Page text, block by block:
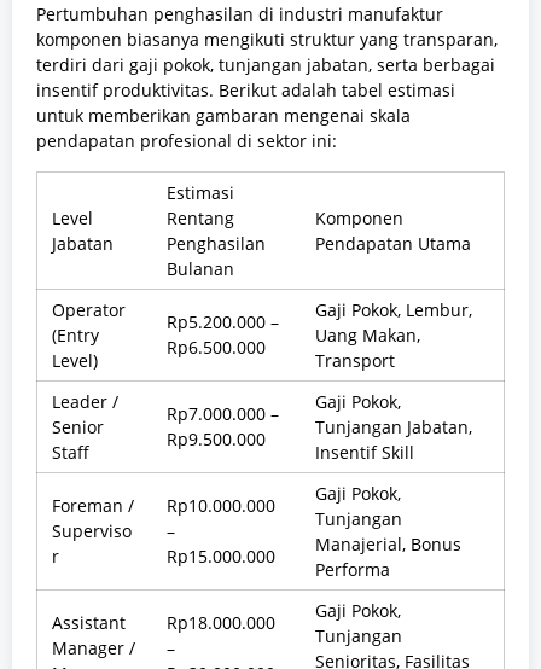
Pertumbuhan penghasilan di industri manufaktur
komponen biasanya mengikuti struktur yang transparan,
terdiri dari gaji pokok, tunjangan jabatan, serta berbagai
insentif produktivitas. Berikut adalah tabel estimasi
untuk memberikan gambaran mengenai skala
pendapatan profesional di sektor ini:
Level
Jabatan
Estimasi
Rentang
Penghasilan
Bulanan
Komponen
Pendapatan Utama
Operator
(Entry
Level)
Rp5.200.000 –
Rp6.500.000
Gaji Pokok, Lembur,
Uang Makan,
Transport
Leader /
Senior
Staff
Rp7.000.000 –
Rp9.500.000
Gaji Pokok,
Tunjangan Jabatan,
Insentif Skill
Foreman /
Superviso
r
Rp10.000.000
–
Rp15.000.000
Gaji Pokok,
Tunjangan
Manajerial, Bonus
Performa
Assistant
Manager /
Rp18.000.000
–
Gaji Pokok,
Tunjangan
Senioritas, Fasilitas